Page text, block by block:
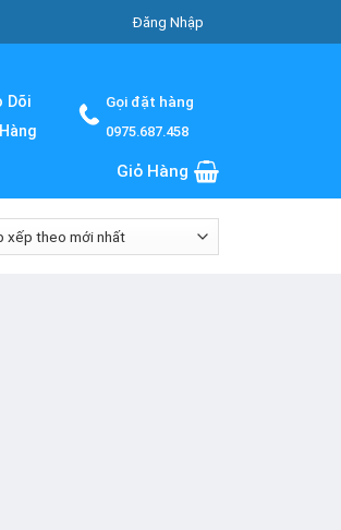
Đăng Nhập
Dõi
Gọi đặt hàng
0975.687.458
Giỏ Hàng